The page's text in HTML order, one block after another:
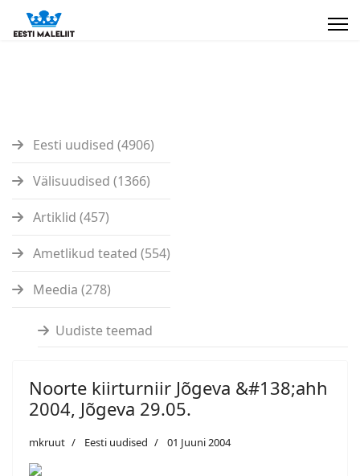
Eesti uudised (4906)
Välisuudised (1366)
Artiklid (457)
Ametlikud teated (554)
Meedia (278)
Uudiste teemad
Noorte kiirturniir Jõgeva &#138;ahh
2004, Jõgeva 29.05.
mkruut Eesti uudised 01 Juuni 2004